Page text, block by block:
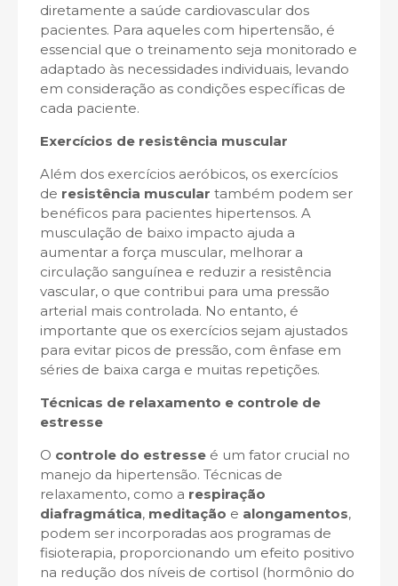
diretamente a saúde cardiovascular dos
pacientes. Para aqueles com hipertensão, é
essencial que o treinamento seja monitorado e
adaptado às necessidades individuais, levando
em consideração as condições específicas de
cada paciente.
Exercícios de resistência muscular
Além dos exercícios aeróbicos, os exercícios
de resistência muscular também podem ser
benéficos para pacientes hipertensos. A
musculação de baixo impacto ajuda a
aumentar a força muscular, melhorar a
circulação sanguínea e reduzir a resistência
vascular, o que contribui para uma pressão
arterial mais controlada. No entanto, é
importante que os exercícios sejam ajustados
para evitar picos de pressão, com ênfase em
séries de baixa carga e muitas repetições.
Técnicas de relaxamento e controle de
estresse
O controle do estresse é um fator crucial no
manejo da hipertensão. Técnicas de
relaxamento, como a respiração
diafragmática, meditação e alongamentos,
podem ser incorporadas aos programas de
fisioterapia, proporcionando um efeito positivo
na redução dos níveis de cortisol (hormônio do